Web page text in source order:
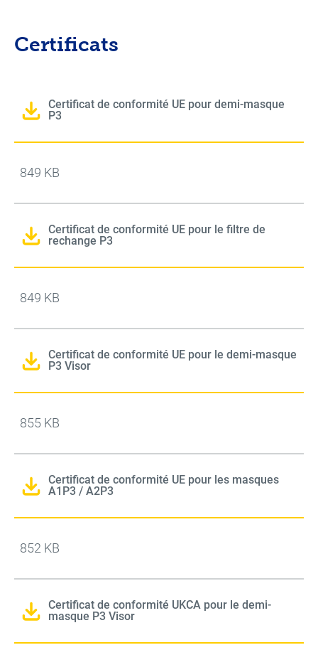
Certificats
Certificat de conformité UE pour demi-masque
P3
849 KB
Certificat de conformité UE pour le filtre de
rechange P3
849 KB
Certificat de conformité UE pour le demi-masque
P3 Visor
855 KB
Certificat de conformité UE pour les masques
A1P3 / A2P3
852 KB
Certificat de conformité UKCA pour le demi-
masque P3 Visor